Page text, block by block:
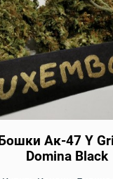
Бошки Ак-47 Y
Domina Black